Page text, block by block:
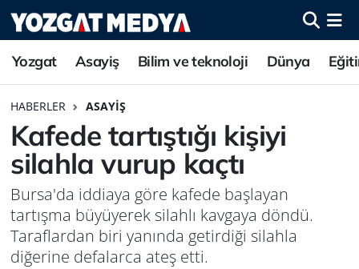
Yozgat Asayiş Bilim ve teknoloji Dünya
HABERLER ASAYIŞ
Kafede tartıştığı kişiyi
silahla vurup kaçtı
Bursa'da iddiaya göre kafede başlayan
tartışma büyüyerek silahlı kavgaya döndü.
Taraflardan biri yanında getirdiği silahla
diğerine defalarca ateş etti.